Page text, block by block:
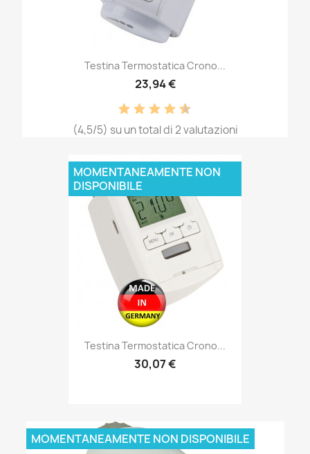
Testina Termostatica Crono...
23,94 €
(4,5/5) su un total di 2 valutazioni
Testina Termostatica Crono...
30,07 €
MOMENTANEAMENTE NON
DISPONIBILE
MOMENTANEAMENTE NON DISPONIBILE